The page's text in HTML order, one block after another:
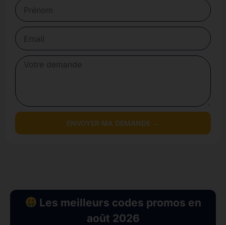
ENVOYER MA DEMANDE →
Les meilleurs codes promos en
août 2026